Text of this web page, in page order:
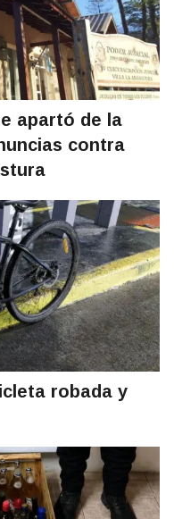
apartó de la
contra
robada y